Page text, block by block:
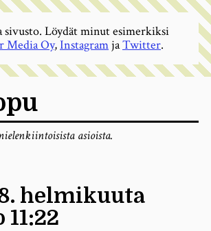
asioista.
helmikuuta
sivusto. Löydät minut esimerkiksi
Media Oy,InstagramjaTwitter.